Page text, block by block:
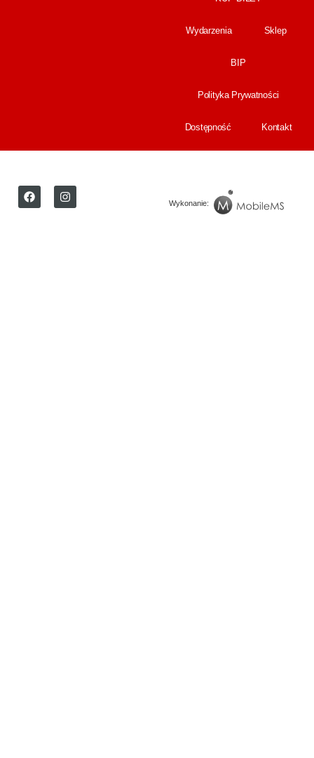
Wydarzenia Sklep
BIP
Polityka Prywatności
Dostępność Kontakt
Wykonanie: